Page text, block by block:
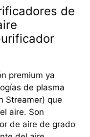
de
premium ya
de plasma
Streamer) que
aire. Son
de aire de grado